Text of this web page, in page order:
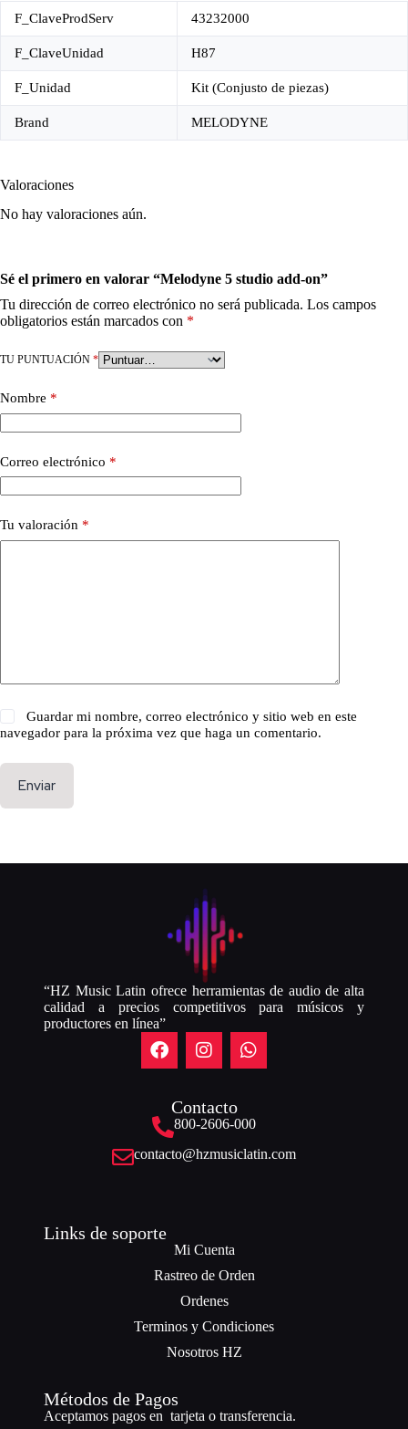
F_ClaveProdServ 43232000
F_ClaveUnidad H87
F_Unidad Kit (Conjusto de piezas)
Brand MELODYNE
Valoraciones
No hay valoraciones aún.
Sé el primero en valorar “Melodyne 5 studio add-on”
Tu dirección de correo electrónico no será publicada. Los campos
obligatorios están marcados con *
TU PUNTUACIÓN *
Nombre *
Correo electrónico *
Tu valoración *
Guardar mi nombre, correo electrónico y sitio web en este
navegador para la próxima vez que haga un comentario.
Enviar
“HZ Music Latin ofrece herramientas de audio de alta
calidad a precios competitivos para músicos y
productores en línea”
Contacto
800-2606-000
contacto@hzmusiclatin.com
Links de soporte
Mi Cuenta
Rastreo de Orden
Ordenes
Terminos y Condiciones
Nosotros HZ
Métodos de Pagos
Aceptamos pagos en tarjeta o transferencia.